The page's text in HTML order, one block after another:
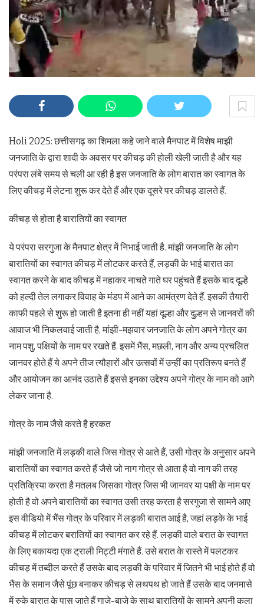
Holi 2025: छत्तीसगढ़ का शिमला कहे जाने वाले मैनपाट में विशेष माझी
जनजाति के द्वारा शादी के अवसर पर कीचड़ की होली खेली जाती है और यह
परंपरा लंबे समय से चली आ रही है इस जनजाति के लोग बारात का स्वागत के
लिए कीचड़ में लेटना शुरू कर देते हैं और एक दूसरे पर कीचड़ डालते हैं.
कीचड़ से होता है बारातियों का स्वागत
ये परंपरा सरगुजा के मैनपाट क्षेत्र में निभाई जाती है. मांझी जनजाति के लोग
बारातियों का स्वागत कीचड़ में लोटकर करते हैं, लड़की के भाई बारात का
स्वागत करने के बाद कीचड़ में नहाकर नाचते गाते घर पहुंचते हैं इसके बाद दूल्हे
को हल्दी तेल लगाकर विवाह के मंडप में आने का आमंत्रण देते हैं. इसकी तैयारी
काफी पहले से शुरू हो जाती है इतना ही नहीं यहां दूल्हा और दुल्हन से जानवरों की
आवाज भी निकलवाई जाती है, मांझी-मझवार जनजाति के लोग अपने गोत्र का
नाम पशु, पक्षियों के नाम पर रखते हैं. इसमें भैंस, मछली, नाग और अन्य प्रचलित
जानवर होते हैं ये अपने तीज त्यौहारों और उत्सवों में उन्हीं का प्रतिरूप बनते हैं
और आयोजन का आनंद उठाते हैं इससे इनका उद्देश्य अपने गोत्र के नाम को आगे
लेकर जाना है.
गोत्र के नाम जैसे करते है हरकत
मांझी जनजाति में लड़की वाले जिस गोत्र से आते हैं, उसी गोत्र के अनुसार अपने
बारातियों का स्वागत करते हैं जैसे जो नाग गोत्र से आता है वो नाग की तरह
प्रतिक्रिया करता है मतलब जिसका गोत्र जिस भी जानवर या पक्षी के नाम पर
होती है वो अपने बारातियों का स्वागत उसी तरह करता है सरगुजा से सामने आए
इस वीडियो में भैंस गोत्र के परिवार में लड़की बारात आई है, जहां लड़के के भाई
कीचड़ में लोटकर बरातियों का स्वागत कर रहे हैं. लड़की वाले बरात के स्वागत
के लिए बकायदा एक ट्राली मिट्टी मंगाते हैं. उसे बरात के रास्ते में पलटकर
कीचड़ में तब्दील करते हैं उसके बाद लड़की के परिवार में जितने भी भाई होते हैं वो
भैंस के समान जैसे पूंछ बनाकर कीचड़ से लथपथ हो जाते हैं उसके बाद जनमासे
में रुके बारात के पास जाते हैं गाजे-बाजे के साथ बारातियों के सामने अपनी कला